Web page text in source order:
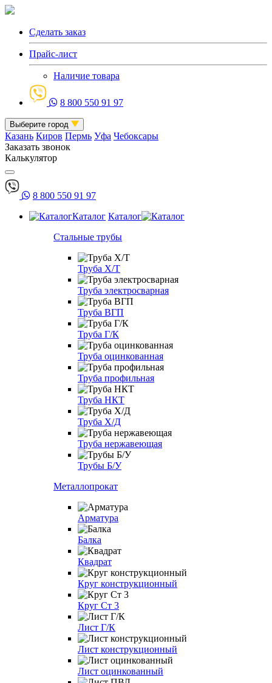
Сделать заказ
Прайс-лист
Наличие товара
8 800 550 91 97
Выберите город
Казань Киров Пермь Уфа Чебоксары
Заказать звонок
Калькулятор
8 800 550 91 97
Каталог Каталог
Стальные трубы
Труба Х/Т
Труба электросварная
Труба ВГП
Труба Г/К
Труба оцинкованная
Труба профильная
Труба НКТ
Труба Х/Д
Труба нержавеющая
Трубы Б/У
Металлопрокат
Арматура
Балка
Квадрат
Круг конструкционный
Круг Ст 3
Лист Г/К
Лист конструкционный
Лист оцинкованный